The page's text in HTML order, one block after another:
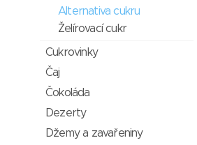
Alternativa cukru
Želírovací cukr
Cukrovinky
Čaj
Čokoláda
Dezerty
Džemy a zavařeniny